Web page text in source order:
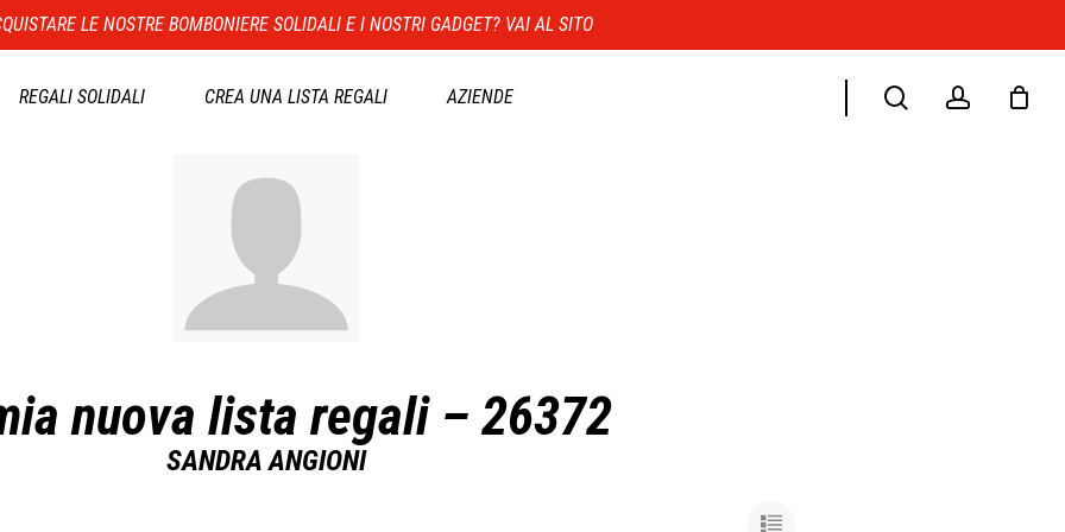
LE NOSTRE BOMBONIERE SOLIDALI E I NOSTRI GADGET? VAI AL SITO
REGALI SOLIDALI CREA UNA LISTA REGALI AZIENDE searchaccount
nuova lista regali – 26372
SANDRA ANGIONI